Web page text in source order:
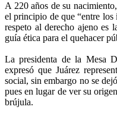
A 220 años de su
el principio de que “entre
respeto al derecho ajeno es
guía ética para el quehacer
La presidenta de la Mesa
expresó que Juárez
social, sin embargo no se
pues en lugar de ver su
brújula.